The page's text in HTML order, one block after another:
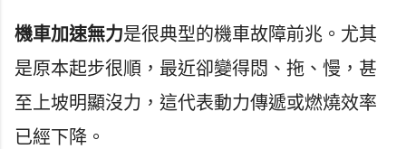
機車加速無力是很典型的機車故障前兆。尤其
是原本起步很順，最近卻變得悶、拖、慢，甚
至上坡明顯沒力，這代表動力傳遞或燃燒效率
已經下降。